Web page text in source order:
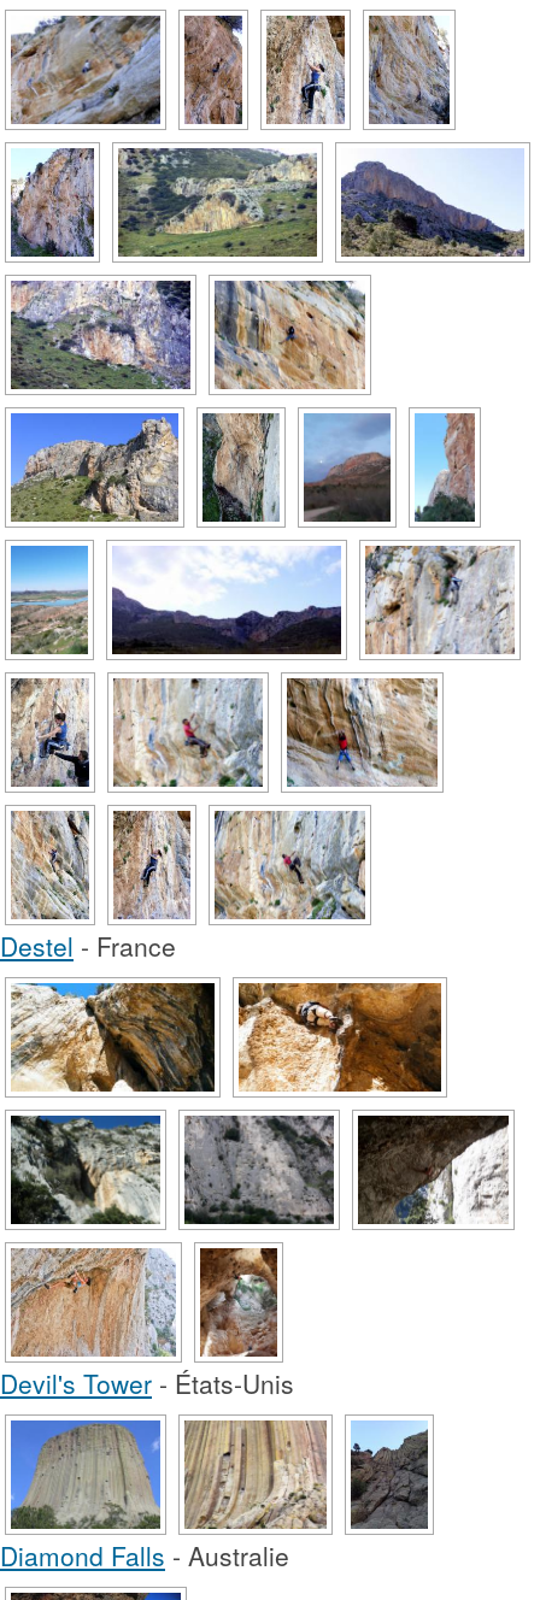
Destel - France
Devil's Tower - États-Unis
Diamond Falls - Australie